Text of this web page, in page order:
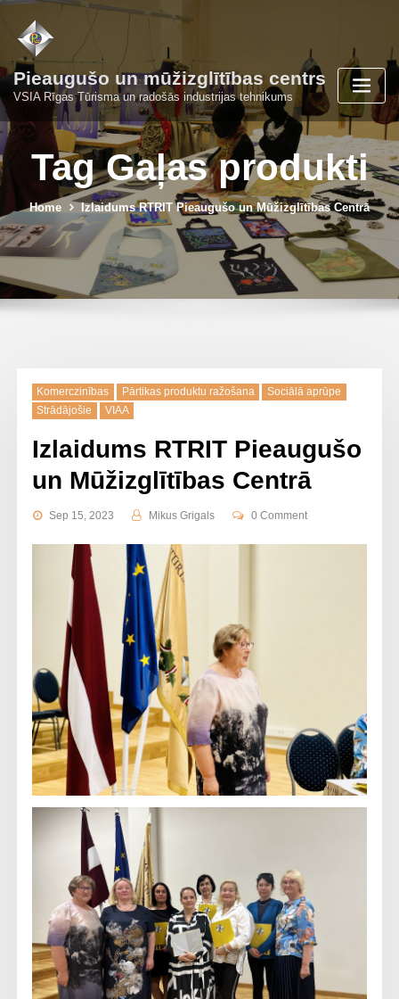
Skip
content
Pieaugušo un mūžizglītības centrs
VSIA Rīgas Tūrisma un radošās industrijas tehnikums
Tag Gaļas produkti
Home Izlaidums RTRIT Pieaugušo un Mūžizglītības Centrā
Komerczinības Pārtikas produktu ražošana
Sociālā aprūpe
Strādājošie
VIAA
Izlaidums RTRIT Pieaugušo
un Mūžizglītības Centrā
Sep 15, 2023 Mikus Grigals 0 Comment